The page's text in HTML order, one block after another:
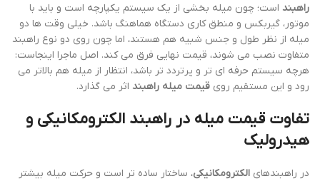
راهبند است؛ چون میله بخشی از یک سیستم یکپارچه است و باید با
موتور، گیربکس و منطق کاری دستگاه هماهنگ باشد. خیلی وقت ها دو
میله از نظر طول و جنس شبیه هم هستند، اما چون روی دو نوع راهبند
متفاوت نصب می شوند، قیمت نهایی فرق می کند. اصل ماجرا اینجاست:
هرچه سیستم حرفه ای تر و پرتردد تر باشد، انتظار از میله هم بالاتر می
رود و این مستقیم روی قیمت میله راهبند اثر می گذارد.
تفاوت قیمت میله در راهبند الکترومکانیکی و
هیدرولیک
در راهبندهای الکترومکانیکی، ساختار ساده تر است و حرکت میله بیشتر